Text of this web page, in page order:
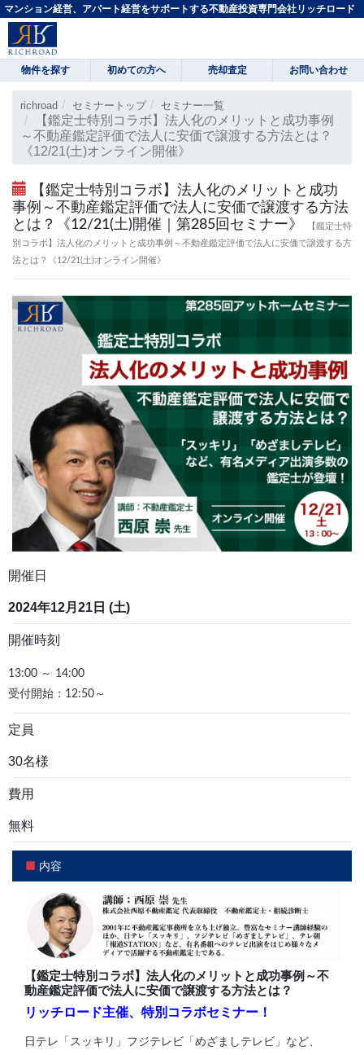
マンション経営、アパート経営をサポートする不動産投資専門会社リッチロード
物件を探す 初めての方へ 売却査定 お問い合わせ
richroad セミナートップ セミナー一覧
【鑑定士特別コラボ】法人化のメリットと成功事例
～不動産鑑定評価で法人に安価で譲渡する方法とは？
《12/21(土)オンライン開催》
【鑑定士特別コラボ】法人化のメリットと成功
事例～不動産鑑定評価で法人に安価で譲渡する方法
とは？《12/21(土)開催｜第285回セミナー》
【鑑定士特
別コラボ】法人化のメリットと成功事例～不動産鑑定評価で法人に安価で譲渡する方
法とは？《12/21(土)オンライン開催》
開催日
2024年12月21日 (土)
開催時刻
13:00 ～ 14:00
受付開始：12:50～
定員
30名様
費用
無料
内容
【鑑定士特別コラボ】法人化のメリットと成功事例～不
動産鑑定評価で法人に安価で譲渡する方法とは？
リッチロード主催、特別コラボセミナー！
日テレ「スッキリ」フジテレビ「めざましテレビ」など、